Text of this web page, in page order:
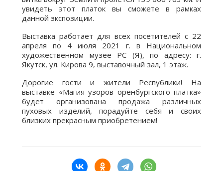
увидеть этот платок вы сможете в рамках
данной экспозиции.
Выставка работает для всех посетителей с 22
апреля по 4 июля 2021 г. в Национальном
художественном музее РС (Я), по адресу: г.
Якутск, ул. Кирова 9, выставочный зал, 1 этаж.
Дорогие гости и жители Республики! На
выставке «Магия узоров оренбургского платка»
будет организована продажа различных
пуховых изделий, порадуйте себя и своих
близких прекрасным приобретением!